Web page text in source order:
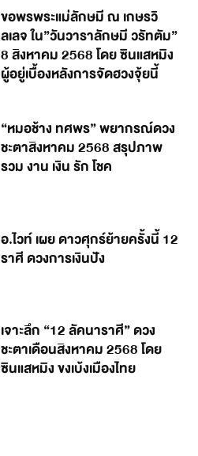
ขอพรพระแม่ลักษมี ณ เกษรวิ
ลเลจ ใน”วันวาราลักษมี วรัทตัม”
8 สิงหาคม 2568 โดย ซินแสหมิง
ผู้อยู่เบื้องหลังการจัดฮวงจุ้ยนี้
“หมอช้าง ทศพร” พยากรณ์ดวง
ชะตาสิงหาคม 2568 สรุปภาพ
รวม งาน เงิน รัก โชค
อ.ไวท์ เผย ดาวศุกร์ย้ายครั้งนี้ 12
ราศี ดวงการเงินปัง
เจาะลึก “12 ลัคนาราศี” ดวง
ชะตาเดือนสิงหาคม 2568 โดย
ซินแสหมิง ขงเบ้งเมืองไทย